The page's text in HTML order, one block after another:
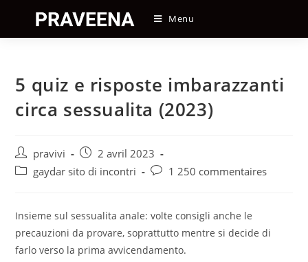
content
Menu
5 quiz e risposte imbarazzanti
circa sessualita (2023)
Auteur/autrice
de
pravivi
Post
published:
2 avril 2023
Postgaydar sito di incontri
Post1 250 commentaires
Insieme sul sessualita anale: volte consigli anche le
precauzioni da provare, soprattutto mentre si decide di
farlo verso la prima avvicendamento.